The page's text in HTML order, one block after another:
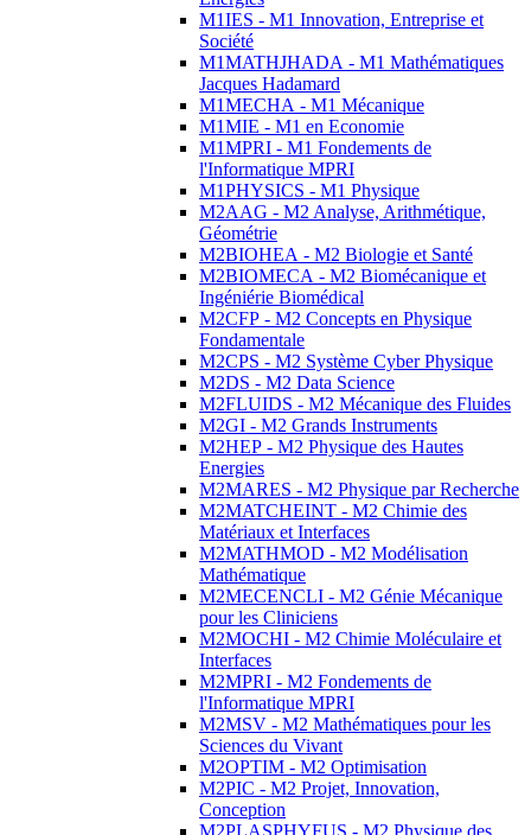
M1IES - M1 Innovation, Entreprise et
Société
M1MATHJHADA - M1 Mathématiques
Jacques Hadamard
M1MECHA - M1 Mécanique
M1MIE - M1 en Economie
M1MPRI - M1 Fondements de
l'Informatique MPRI
M1PHYSICS - M1 Physique
M2AAG - M2 Analyse, Arithmétique,
Géométrie
M2BIOHEA - M2 Biologie et Santé
M2BIOMECA - M2 Biomécanique et
Ingéniérie Biomédical
M2CFP - M2 Concepts en Physique
Fondamentale
M2CPS - M2 Système Cyber Physique
M2DS - M2 Data Science
M2FLUIDS - M2 Mécanique des Fluides
M2GI - M2 Grands Instruments
M2HEP - M2 Physique des Hautes
Energies
M2MARES - M2 Physique par Recherche
M2MATCHEINT - M2 Chimie des
Matériaux et Interfaces
M2MATHMOD - M2 Modélisation
Mathématique
M2MECENCLI - M2 Génie Mécanique
pour les Cliniciens
M2MOCHI - M2 Chimie Moléculaire et
Interfaces
M2MPRI - M2 Fondements de
l'Informatique MPRI
M2MSV - M2 Mathématiques pour les
Sciences du Vivant
M2OPTIM - M2 Optimisation
M2PIC - M2 Projet, Innovation,
Conception
M2PLASPHYFUS - M2 Physique des